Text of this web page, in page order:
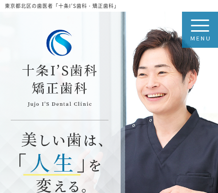
東京都北区の歯医者「十条I’S歯科・矯正歯科」